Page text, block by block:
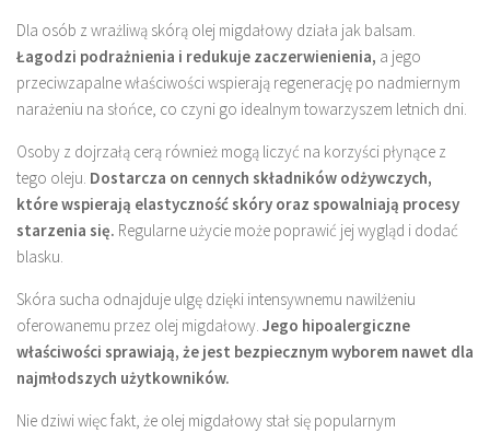
Dla osób z wrażliwą skórą olej migdałowy działa jak balsam.
Łagodzi podrażnienia i redukuje zaczerwienienia, a jego
przeciwzapalne właściwości wspierają regenerację po nadmiernym
narażeniu na słońce, co czyni go idealnym towarzyszem letnich dni.
Osoby z dojrzałą cerą również mogą liczyć na korzyści płynące z
tego oleju. Dostarcza on cennych składników odżywczych,
które wspierają elastyczność skóry oraz spowalniają procesy
starzenia się. Regularne użycie może poprawić jej wygląd i dodać
blasku.
Skóra sucha odnajduje ulgę dzięki intensywnemu nawilżeniu
oferowanemu przez olej migdałowy. Jego hipoalergiczne
właściwości sprawiają, że jest bezpiecznym wyborem nawet dla
najmłodszych użytkowników.
Nie dziwi więc fakt, że olej migdałowy stał się popularnym